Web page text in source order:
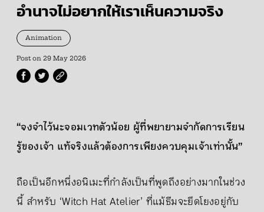
อำนาจไม่อยากให้เราเห็นความจริง
Animation
Post on 29 May 2026
“จงจำไว้นะจอมเวทตัวน้อย ผู้ที่พยายามจำกัดการเรียน
รู้ของเจ้า แท้จริงแล้วต้องการเพียงควบคุมเจ้าเท่านั้น”
ถือเป็นอีกหนึ่งอนิเมะที่กำลังเป็นที่พูดถึงอย่างมากในช่วง
นี้ สำหรับ ‘Witch Hat Atelier’ ที่แม้ธีมจะยึดโยงอยู่กับ